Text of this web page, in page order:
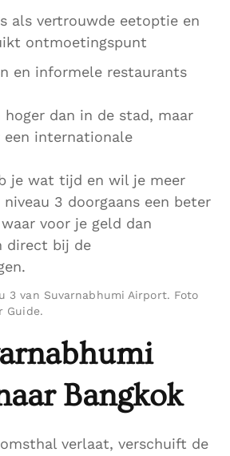
als vertrouwde eetoptie en
ontmoetingspunt
en informele restaurants
hoger dan in de stad, maar
internationale
je wat tijd en wil je meer
3 doorgaans een beter
voor je geld dan
direct bij de
3 van Suvarnabhumi Airport. Foto
Guide.
Bangkok
verlaat, verschuift de